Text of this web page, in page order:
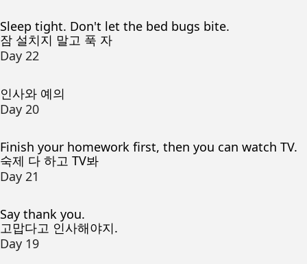
Sleep tight. Don't let the bed bugs bite.
잠 설치지 말고 푹 자
Day 22
인사와 예의
Day 20
Finish your homework first, then you can watch TV.
숙제 다 하고 TV봐
Day 21
Say thank you.
고맙다고 인사해야지.
Day 19